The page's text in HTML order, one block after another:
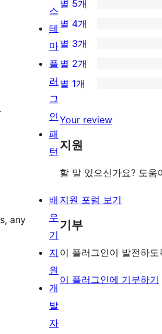
any
30/5-
별
점
후
기
별 5개
2/4-
별
점
후
별 4개
2/3-
별
점
기
별 3개
1/2-
별
후
기
별 2개
3/1-
점
후
별 1개
Your review
지원
할 말 있으신가요? 도움
지원 포럼 보기
기부
이 플러그인이 발전하
이 플러그인에 기부하기
스
테
마
플
러
그
인
패
턴
배
우
기
지
원
개
발
자